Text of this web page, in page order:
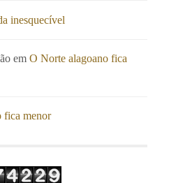
inesquecível
emO Norte alagoano fica
fica menor